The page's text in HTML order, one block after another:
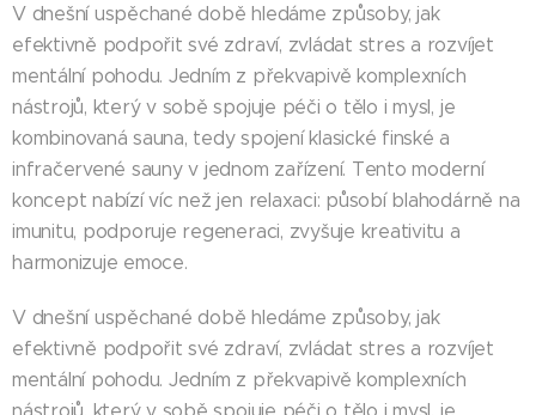
V dnešní uspěchané době hledáme způsoby, jak
efektivně podpořit své zdraví, zvládat stres a rozvíjet
mentální pohodu. Jedním z překvapivě komplexních
nástrojů, který v sobě spojuje péči o tělo i mysl, je
kombinovaná sauna, tedy spojení klasické finské a
infračervené sauny v jednom zařízení. Tento moderní
koncept nabízí víc než jen relaxaci: působí blahodárně na
imunitu, podporuje regeneraci, zvyšuje kreativitu a
harmonizuje emoce.
V dnešní uspěchané době hledáme způsoby, jak
efektivně podpořit své zdraví, zvládat stres a rozvíjet
mentální pohodu. Jedním z překvapivě komplexních
nástrojů, který v sobě spojuje péči o tělo i mysl, je